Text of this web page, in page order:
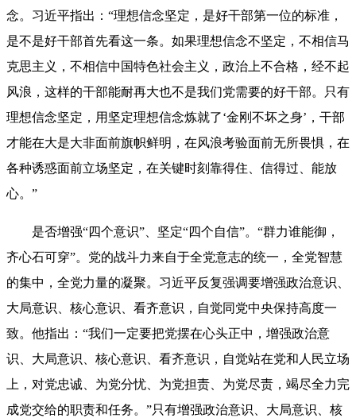
念。习近平指出：“理想信念坚定，是好干部第一位的标准，
是不是好干部首先看这一条。如果理想信念不坚定，不相信马
克思主义，不相信中国特色社会主义，政治上不合格，经不起
风浪，这样的干部能耐再大也不是我们党需要的好干部。只有
理想信念坚定，用坚定理想信念炼就了‘金刚不坏之身’，干部
才能在大是大非面前旗帜鲜明，在风浪考验面前无所畏惧，在
各种诱惑面前立场坚定，在关键时刻靠得住、信得过、能放
心。”
是否增强“四个意识”、坚定“四个自信”。“群力谁能御，
齐心石可穿”。党的战斗力来自于全党意志的统一，全党智慧
的集中，全党力量的凝聚。习近平反复强调要增强政治意识、
大局意识、核心意识、看齐意识，自觉同党中央保持高度一
致。他指出：“我们一定要把党摆在心头正中，增强政治意
识、大局意识、核心意识、看齐意识，自觉站在党和人民立场
上，对党忠诚、为党分忧、为党担责、为党尽责，竭尽全力完
成党交给的职责和任务。”只有增强政治意识、大局意识、核